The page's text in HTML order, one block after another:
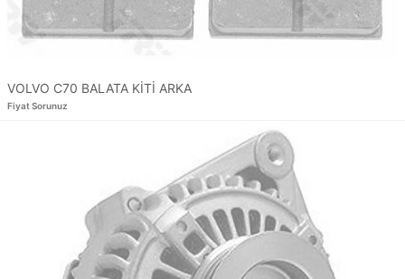
VOLVO C70 BALATA KİTİ ARKA
Fiyat Sorunuz